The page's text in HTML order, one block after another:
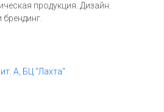
продукция. Дизайн.
А, БЦ "Лахта"